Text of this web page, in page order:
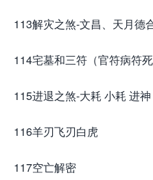
113解灾之煞-文昌、天月德
114宅墓和三符（官符病符死
115进退之煞-大耗 小耗 进
116羊刃飞刃白虎
117空亡解密